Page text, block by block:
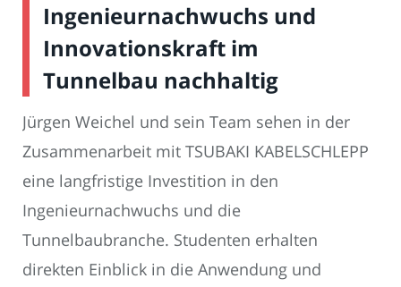
Ingenieurnachwuchs und
Innovationskraft im
Tunnelbau nachhaltig
Jürgen Weichel und sein Team sehen in der
Zusammenarbeit mit TSUBAKI KABELSCHLEPP
eine langfristige Investition in den
Ingenieurnachwuchs und die
Tunnelbaubranche. Studenten erhalten
direkten Einblick in die Anwendung und